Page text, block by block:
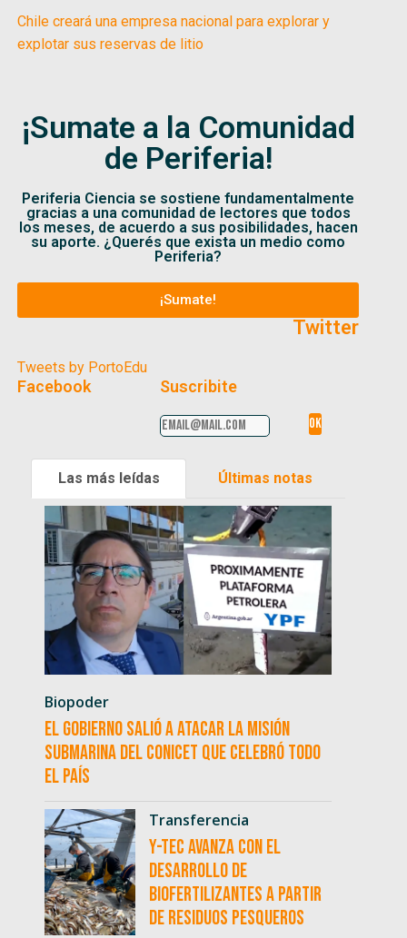
Chile creará una empresa nacional para explorar y
explotar sus reservas de litio
¡Sumate a la Comunidad
de Periferia!
Periferia Ciencia se sostiene fundamentalmente
gracias a una comunidad de lectores que todos
los meses, de acuerdo a sus posibilidades, hacen
su aporte. ¿Querés que exista un medio como
Periferia?
¡Sumate!
Twitter
Tweets by PortoEdu
Facebook Suscribite
Las más leídas Últimas notas
Biopoder
El Gobierno salió a atacar la misión
submarina del CONICET que celebró todo
el país
Transferencia
Y-TEC avanza con el
desarrollo de
biofertilizantes a partir
de residuos pesqueros